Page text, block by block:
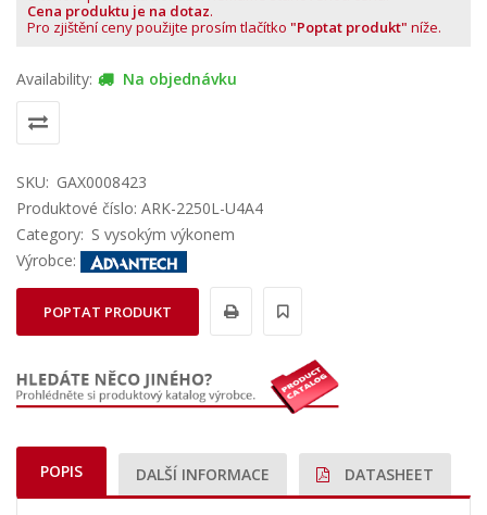
Cena produktu je na dotaz.
Pro zjištění ceny použijte prosím tlačítko "Poptat produkt" níže.
Availability: Na objednávku
SKU: GAX0008423
Produktové číslo: ARK-2250L-U4A4
Category: S vysokým výkonem
Výrobce:
POPTAT PRODUKT
POPIS DALŠÍ INFORMACE DATASHEET